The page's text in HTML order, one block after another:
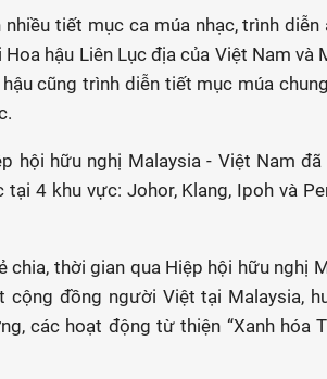
tiết mục ca múa nhạc, trình
hậu Liên Lục địa của Việt Nam và
cũng trình diễn tiết mục múa
hội hữu nghị Malaysia - Việt Nam
4 khu vực: Johor, Klang, Ipoh và
chia, thời gian qua Hiệp hội hữu nghị
cộng đồng người Việt tại Malaysia,
các hoạt động từ thiện “Xanh hóa